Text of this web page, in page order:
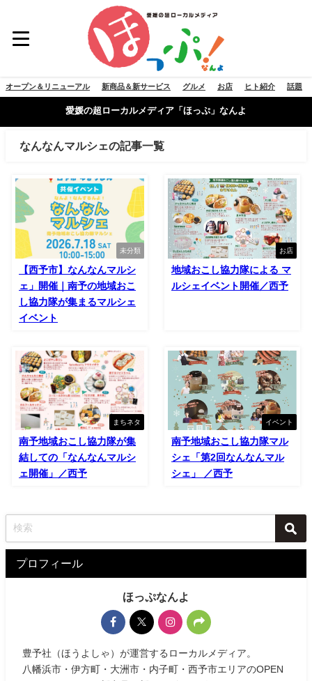
オープン＆リニューアル 新商品＆新サービス グルメ お店 ヒト紹介 話題
愛媛の超ローカルメディア「ほっぷ」なんよ
なんなんマルシェの記事一覧
未分類
【西予市】なんなんマルシ
ェ」開催｜南予の地域おこ
し協力隊が集まるマルシェ
イベント
お店
地域おこし協力隊による マ
ルシェイベント開催／西予
まちネタ
南予地域おこし協力隊が集
結しての「なんなんマルシ
ェ開催」／西予
イベント
南予地域おこし協力隊マル
シェ「第2回なんなんマル
シェ」 ／西予
プロフィール
ほっぷなんよ
豊予社（ほうよしゃ）が運営するローカルメディア。
八幡浜市・伊方町・大洲市・内子町・西予市エリアのOPEN